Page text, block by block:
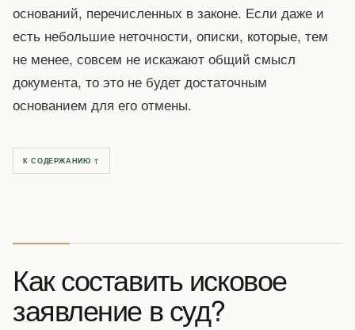
оснований, перечисленных в законе. Если даже и
есть небольшие неточности, описки, которые, тем
не менее, совсем не искажают общий смысл
документа, то это не будет достаточным
основанием для его отмены.
К СОДЕРЖАНИЮ ↑
Как составить исковое
заявление в суд?